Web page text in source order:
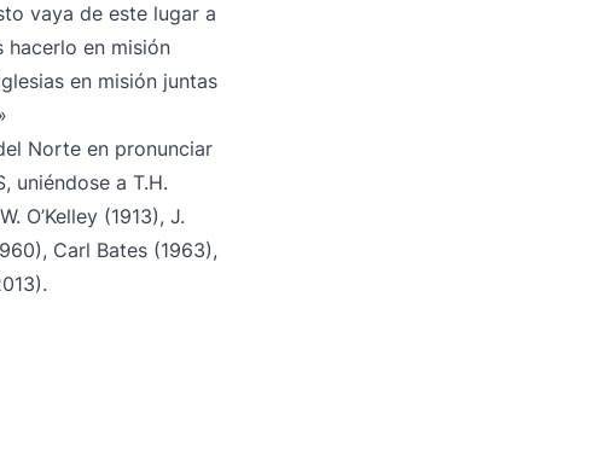
vaya de este lugar a
hacerlo en misión
en misión juntas
Norte en pronunciar
uniéndose a T.H.
O’Kelley (1913), J.
Carl Bates (1963),